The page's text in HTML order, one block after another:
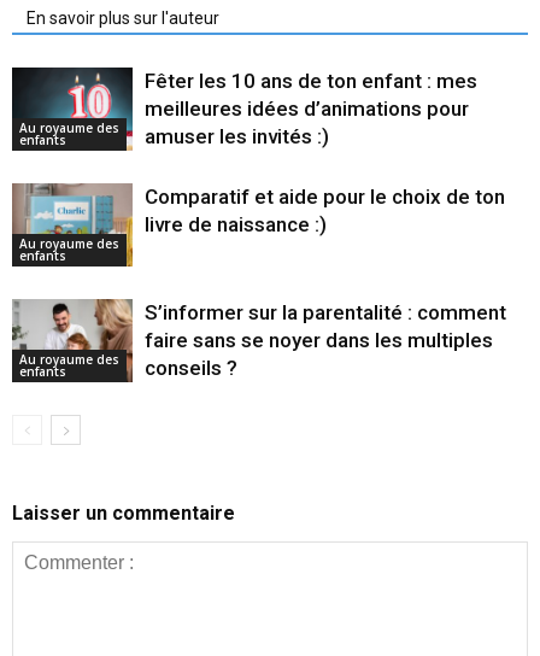
En savoir plus sur l'auteur
Au royaume des
enfants
Fêter les 10 ans de ton enfant : mes
meilleures idées d’animations pour
amuser les invités :)
Au royaume des
enfants
Comparatif et aide pour le choix de ton
livre de naissance :)
Au royaume des
enfants
S’informer sur la parentalité : comment
faire sans se noyer dans les multiples
conseils ?
Laisser un commentaire